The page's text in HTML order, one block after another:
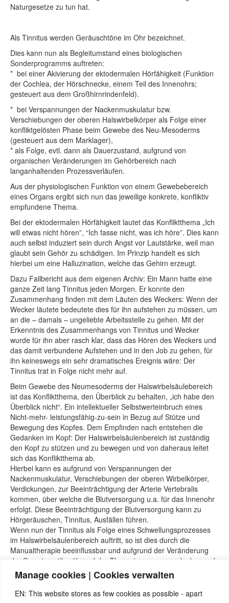
Manage cookies | Cookies verwalten
EN: This website stores as few cookies as possible - apart
Naturgesetze zu tun hat.
Als Tinnitus werden Geräuschtöne im Ohr bezeichnet.
Dies kann nun als Begleitumstand eines biologischen
Sonderprogramms auftreten:
* bei einer Akivierung der ektodermalen Hörfähigkeit (Funktion
der Cochlea, der Hörschnecke, einem Teil des Innenohrs;
gesteuert aus dem Großhirnrindenfeld).
* bei Verspannungen der Nackenmuskulatur bzw.
Verschiebungen der oberen Halswirbelkörper als Folge einer
konfliktgelösten Phase beim Gewebe des Neu-Mesoderms
(gesteuert aus dem Marklager),
* als Folge, evtl. dann als Dauerzustand, aufgrund von
organischen Veränderungen im Gehörbereich nach
langanhaltenden Prozessverläufen.
Aus der physiologischen Funktion von einem Gewebebereich
eines Organs ergibt sich nun das jeweilige konkrete, konfliktiv
empfundene Thema.
Bei der ektodermalen Hörfähigkeit lautet das Konfliktthema „Ich
will etwas nicht hören”, “Ich fasse nicht, was ich höre”. Dies kann
auch selbst induziert sein durch Angst vor Lautstärke, weil man
glaubt sein Gehör zu schädigen. Im Prinzip handelt es sich
hierbei um eine Halluzination, welche das Gehirn erzeugt.
Dazu Fallbericht aus dem eigenen Archiv: Ein Mann hatte eine
ganze Zeit lang Tinnitus jeden Morgen. Er konnte den
Zusammenhang finden mit dem Läuten des Weckers: Wenn der
Wecker läutete bedeutete dies für ihn aufstehen zu müssen, um
an die – damals – ungeliebte Arbeitsstelle zu gehen. Mit der
Erkenntnis des Zusammenhangs von Tinnitus und Wecker
wurde für ihn aber rasch klar, dass das Hören des Weckers und
das damit verbundene Aufstehen und in den Job zu gehen, für
ihn keineswegs ein sehr dramatisches Ereignis wäre: Der
Tinnitus trat in Folge nicht mehr auf.
Beim Gewebe des Neumesoderms der Halswirbelsäulebereich
ist das Konfliktthema, den Überblick zu behalten, „ich habe den
Überblick nicht“. Ein intellektueller Selbstwerteinbruch eines
Nicht-mehr- leistungsfähig-zu-sein in Bezug auf Stütze und
Bewegung des Kopfes. Dem Empfinden nach entstehen die
Gedanken im Kopf: Der Halswirbelsäulenbereich ist zuständig
den Kopf zu stützen und zu bewegen und von daheraus leitet
sich das Konfliktthema ab.
Hierbei kann es aufgrund von Verspannungen der
Nackenmuskulatur, Verschiebungen der oberen Wirbelkörper,
Verdickungen, zur Beeinträchtigung der Arterie Vertebralis
kommen, über welche die Blutversorgung u.a. für das Innenohr
erfolgt. Diese Beeinträchtigung der Blutversorgung kann zu
Hörgeräuschen, Tinnitus, Ausfällen führen.
Wenn nun der Tinnitus als Folge eines Schwellungsprozesses
im Halswirbelsäulenbereich auftritt, so ist dies durch die
Manualtherapie beeinflussbar und aufgrund der Veränderung
der Symptomatik während der Therapie genau zuordenbar und
von Hörkonflikten gut zu unterscheiden.
Seminare und Webinare von Nicolas Barro, nicolasbarro.de